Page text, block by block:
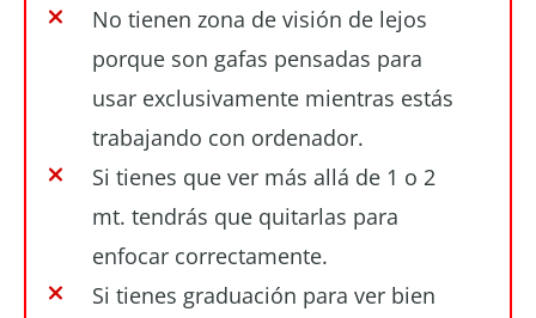
No tienen zona de visión de lejos
porque son gafas pensadas para
usar exclusivamente mientras estás
trabajando con ordenador.
Si tienes que ver más allá de 1 o 2
mt. tendrás que quitarlas para
enfocar correctamente.
Si tienes graduación para ver bien